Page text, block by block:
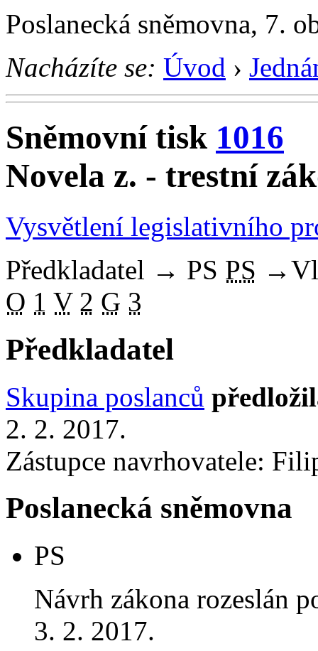
Poslanecká sněmovna, 7.
Nacházíte se: Úvod ›
Sněmovní tisk 1016
Novela z. - trestní
Vysvětlení legislativního
Předkladatel → PS PS →
O 1 V 2 G 3
Předkladatel
Skupina poslanců
2. 2. 2017.
Zástupce navrhovatele:
Poslanecká sněmovna
PS
Návrh zákona rozeslán
3. 2. 2017.